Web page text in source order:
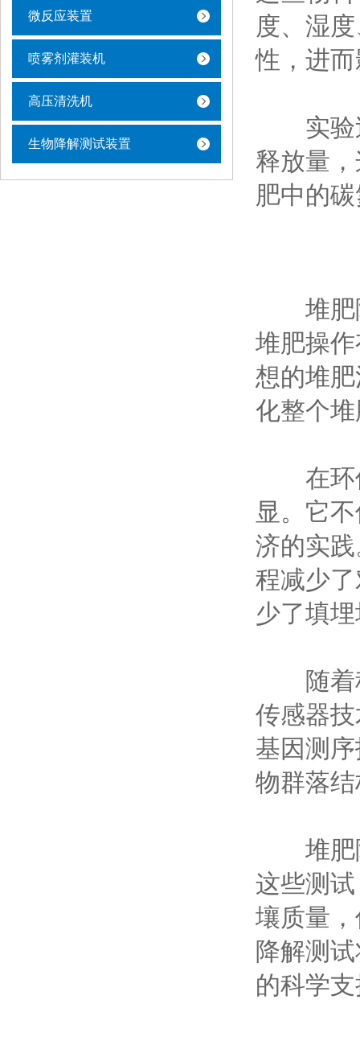
微反应装置
喷雾剂灌装机
高压清洗机
生物降解测试装置
度、湿
性，进
实验过
释放量
肥中的
堆肥降
堆肥操
想的堆
化整个
在环保
显。它
济的实
程减少
少了填
随着科
传感器
基因测
物群落
堆肥降
这些测
壤质量
降解测
的科学